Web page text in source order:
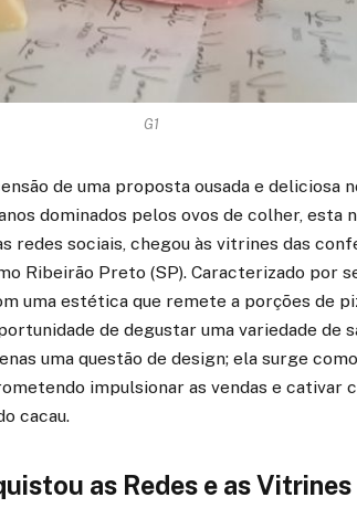
G1
de uma proposta ousada e deliciosa
dominados pelos ovos de colher, esta
redes sociais, chegou às vitrines das
Ribeirão Preto (SP). Caracterizado por
uma estética que remete a porções de
de degustar uma variedade de
uma questão de design; ela surge
impulsionar as vendas e cativar
cacau.
as Redes e as Vitrines